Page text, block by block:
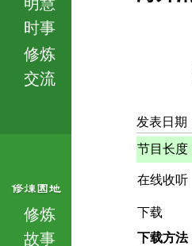
时事
修炼
交流
修炼
故事
发表日期
节目长度
在线收听
下载
下载方法